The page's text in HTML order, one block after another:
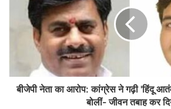
बीजेपी नेता का आरोप: कांग्रेस ने गढ़ी 'हिंदू
बोलीं- जीवन तबाह कर